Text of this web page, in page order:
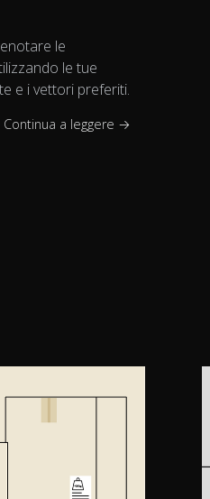
le
le tue
e i vettori preferiti.
Continua a leggere →